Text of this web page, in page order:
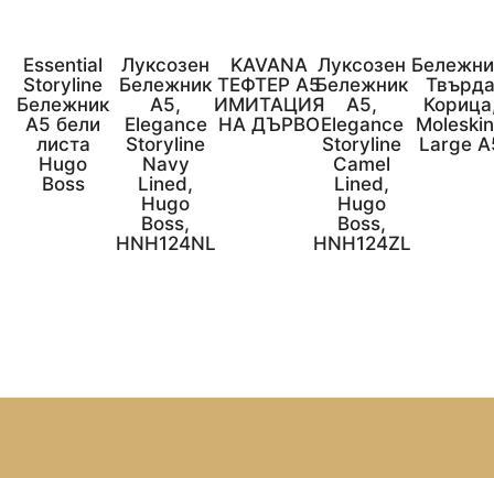
Essential
Storyline
Бележник
A5 бели
листа
Hugo
Boss
Луксозен
Бележник
А5,
Elegance
Storyline
Navy
Lined,
Hugo
Boss,
HNH124NL
KAVANA
ТЕФТЕР A5
ИМИТАЦИЯ
НА ДЪРВО
Луксозен
Бележник
А5,
Elegance
Storyline
Camel
Lined,
Hugo
Boss,
HNH124ZL
Large